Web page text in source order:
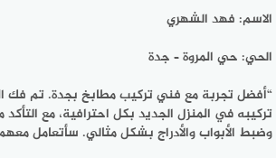
الاسم: فهد الشهري
الحي: حي المروة – جدة
“أفضل تجربة مع فني تركيب مطابخ بجدة. تم فك
تركيبه في المنزل الجديد بكل احترافية، مع
وضبط الأبواب والأدراج بشكل مثالي. سأتعامل